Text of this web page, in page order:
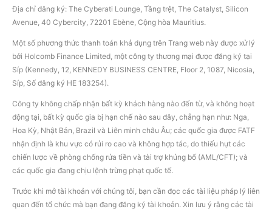
Địa chỉ đăng ký: The Cyberati Lounge, Tầng trệt, The Catalyst, Silicon
Avenue, 40 Cybercity, 72201 Ebène, Cộng hòa Mauritius.
Một số phương thức thanh toán khả dụng trên Trang web này được xử lý
bởi Holcomb Finance Limited, một công ty thương mại được đăng ký tại
Síp (Kennedy, 12, KENNEDY BUSINESS CENTRE, Floor 2, 1087, Nicosia,
Síp, Số đăng ký HE 183254).
Công ty không chấp nhận bất kỳ khách hàng nào đến từ, và không hoạt
động tại, bất kỳ quốc gia bị hạn chế nào sau đây, chẳng hạn như: Nga,
Hoa Kỳ, Nhật Bản, Brazil và Liên minh châu Âu; các quốc gia được FATF
nhận định là khu vực có rủi ro cao và không hợp tác, do thiếu hụt các
chiến lược về phòng chống rửa tiền và tài trợ khủng bố (AML/CFT); và
các quốc gia đang chịu lệnh trừng phạt quốc tế.
Trước khi mở tài khoản với chúng tôi, bạn cần đọc các tài liệu pháp lý liên
quan đến tổ chức mà bạn đang đăng ký tài khoản. Xin lưu ý rằng các tài